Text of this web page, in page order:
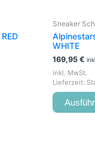
Sneaker
WHITE
169,95 €
inkl. MwSt.
Lieferzeit: